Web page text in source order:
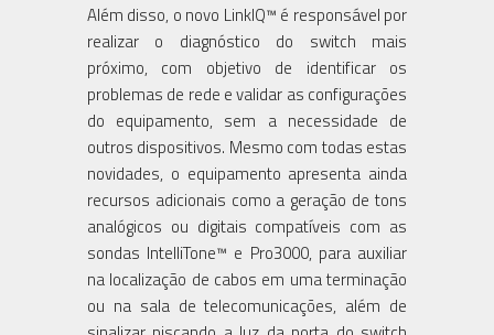
Além disso, o novo LinkIQ™ é responsável por
realizar o diagnóstico do switch mais
próximo, com objetivo de identificar os
problemas de rede e validar as configurações
do equipamento, sem a necessidade de
outros dispositivos. Mesmo com todas estas
novidades, o equipamento apresenta ainda
recursos adicionais como a geração de tons
analógicos ou digitais compatíveis com as
sondas IntelliTone™ e Pro3000, para auxiliar
na localização de cabos em uma terminação
ou na sala de telecomunicações, além de